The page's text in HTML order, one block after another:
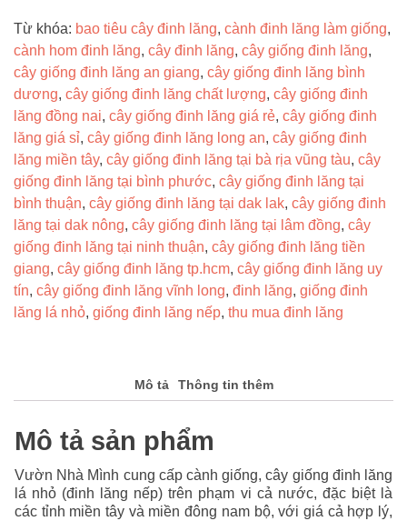
Từ khóa: bao tiêu cây đinh lăng, cành đinh lăng làm giống,
cành hom đinh lăng, cây đinh lăng, cây giống đinh lăng,
cây giống đinh lăng an giang, cây giống đinh lăng bình
dương, cây giống đinh lăng chất lượng, cây giống đinh
lăng đồng nai, cây giống đinh lăng giá rẻ, cây giống đinh
lăng giá sỉ, cây giống đinh lăng long an, cây giống đinh
lăng miền tây, cây giống đinh lăng tại bà rịa vũng tàu, cây
giống đinh lăng tại bình phước, cây giống đinh lăng tại
bình thuận, cây giống đinh lăng tại dak lak, cây giống đinh
lăng tại dak nông, cây giống đinh lăng tại lâm đồng, cây
giống đinh lăng tại ninh thuận, cây giống đinh lăng tiền
giang, cây giống đinh lăng tp.hcm, cây giống đinh lăng uy
tín, cây giống đinh lăng vĩnh long, đinh lăng, giống đinh
lăng lá nhỏ, giống đinh lăng nếp, thu mua đinh lăng
Mô tả Thông tin thêm
Mô tả sản phẩm
Vườn Nhà Mình cung cấp cành giống, cây giống đinh lăng
lá nhỏ (đinh lăng nếp) trên phạm vi cả nước, đặc biệt là
các tỉnh miền tây và miền đông nam bộ, với giá cả hợp lý,